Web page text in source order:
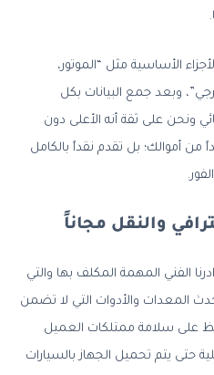
الأساسية مثل “الموتور،
وبعد جمع البيانات بكل
على ثقة أنه الأعلى دون
من أموالك؛ بل تقدم نقداً بالكامل
الفني المهمة المكلف بها والتي
المعدات والأدوات التي لا تضمن
على سلامة ممتلكات العميل
حتى يتم تحميل الجهاز بالسيارات